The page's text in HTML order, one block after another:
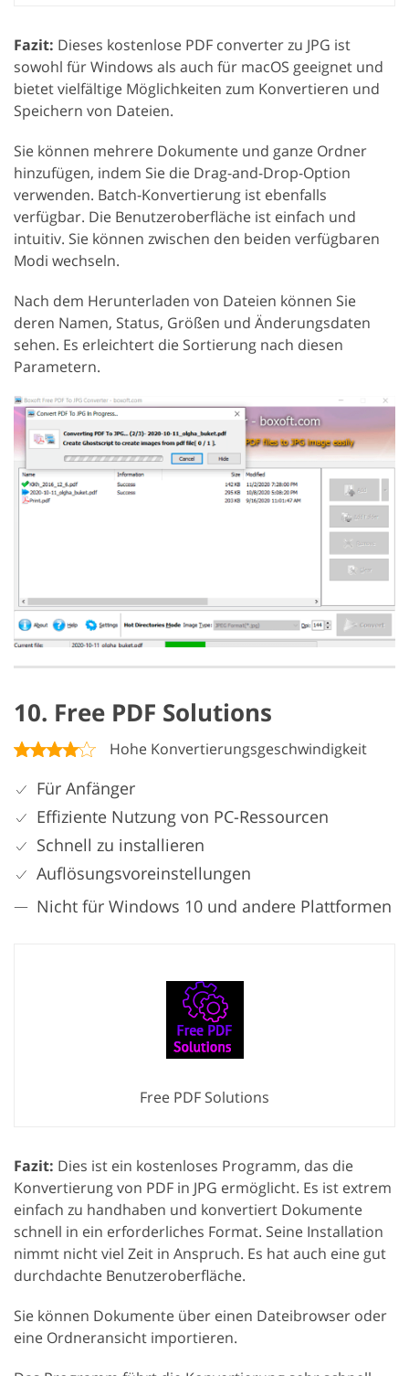
Fazit: Dieses kostenlose PDF converter zu JPG ist
sowohl für Windows als auch für macOS geeignet und
bietet vielfältige Möglichkeiten zum Konvertieren und
Speichern von Dateien.
Sie können mehrere Dokumente und ganze Ordner
hinzufügen, indem Sie die Drag-and-Drop-Option
verwenden. Batch-Konvertierung ist ebenfalls
verfügbar. Die Benutzeroberfläche ist einfach und
intuitiv. Sie können zwischen den beiden verfügbaren
Modi wechseln.
Nach dem Herunterladen von Dateien können Sie
deren Namen, Status, Größen und Änderungsdaten
sehen. Es erleichtert die Sortierung nach diesen
Parametern.
10. Free PDF Solutions
Hohe Konvertierungsgeschwindigkeit
Für Anfänger
Effiziente Nutzung von PC-Ressourcen
Schnell zu installieren
Auflösungsvoreinstellungen
Nicht für Windows 10 und andere Plattformen
Free PDF Solutions
Fazit: Dies ist ein kostenloses Programm, das die
Konvertierung von PDF in JPG ermöglicht. Es ist extrem
einfach zu handhaben und konvertiert Dokumente
schnell in ein erforderliches Format. Seine Installation
nimmt nicht viel Zeit in Anspruch. Es hat auch eine gut
durchdachte Benutzeroberfläche.
Sie können Dokumente über einen Dateibrowser oder
eine Ordneransicht importieren.